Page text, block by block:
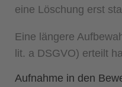
eine Löschung erst
Eine längere
lit. a DSGVO) erteilt
Aufnahme in den